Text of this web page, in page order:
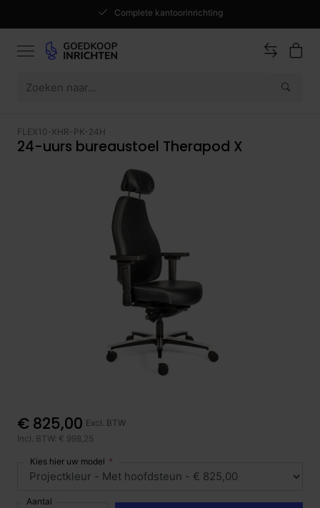
Complete kantoorinrichting
FLEX10-XHR-PK-24H
24-uurs bureaustoel Therapod X
€ 825,00 Excl. BTW
Incl. BTW: € 998,25
Kies hier uw model
Aantal